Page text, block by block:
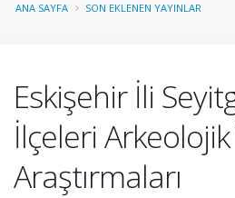
ANA SAYFA SON EKLENEN YAYINLAR
Eskişehir İli
İlçeleri
Araştırmaları